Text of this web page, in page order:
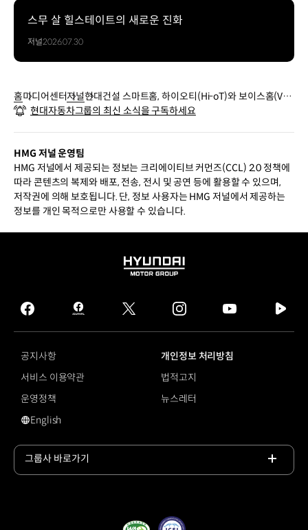
스무 살 힐스테이트의 새로운 진화
저널2026.07.30
홈미디어센터저널현대건설 스마트홈, 하이오티(Hi-oT)와 보이스홈(Voi
ce-Home)으로 더 똑똑해지다
현대자동차그룹의 최신 소식을 구독하세요
HMG 저널 운영팀
HMG 저널에서 제공되는 정보는 크리에이티브 커먼즈(CCL) 2.0 정책에
따라 콘텐츠의 복제와 배포, 전송, 전시 및 공연 등에 활용할 수 있으며,
저작권에 의해 보호됩니다. 단, 정보 사용자는 HMG 저널에서 제공하는
정보를 개인 목적으로만 사용할 수 있습니다.
HYUNDAI
GROUP
facebook
hmg
journal
twitter instagram
tv
공지사항
개인정보 처리방침
서비스 이용약관
법적고지
운영정책
뉴스레터
영문 사이트로 이동
English
그룹사 바로가기